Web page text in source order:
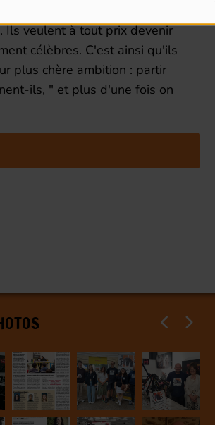
n'y est plus. Fatigués de cette
Ils veulent à tout prix devenir
célèbres. C'est ainsi qu'ils
plus chère ambition : partir
ils, " et plus d'une fois on